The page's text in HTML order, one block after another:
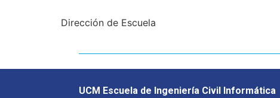
Dirección de Escuela
UCM Escuela de Ingeniería Civil Informática